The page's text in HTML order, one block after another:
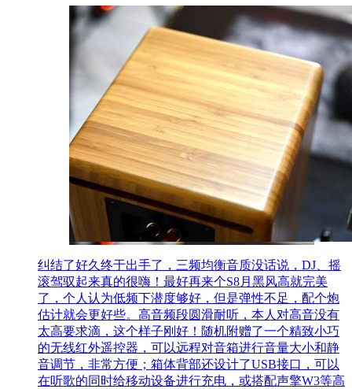
纠结了好久终于出手了，三频均衡音质没话说，DJ、摇
滚驾驭起来真的很嗨！最好再来个S8月黑风高就完美
了，个人认为低频下潜度够好，但是弹性不足，配个炮
估计就会更好些。高音频段圆滑耐听，本人对高音没有
太高要求滴，这个样子刚好！随机附赠了一个精致小巧
的无线红外遥控器，可以远程对音箱进行音量大小和静
音调节，非常方便；箱体背部还设计了USB接口，可以
在听歌的同时给移动设备进行充电，或搭配声擎W3等高